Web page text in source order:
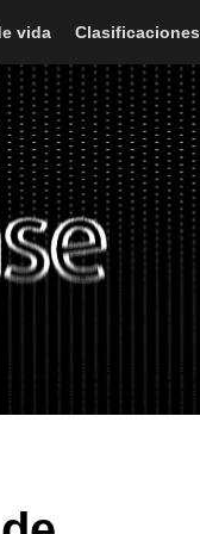
vida Clasificaciones